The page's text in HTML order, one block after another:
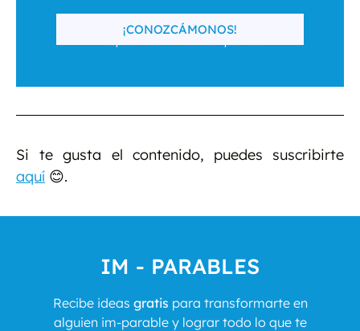
¡CONOZCÁMONOS!
Si te gusta el contenido, puedes suscribirte
aquí 😊.
IM - PARABLES
Recibe ideas gratis para transformarte en
alguien im-parable y lograr todo lo que te